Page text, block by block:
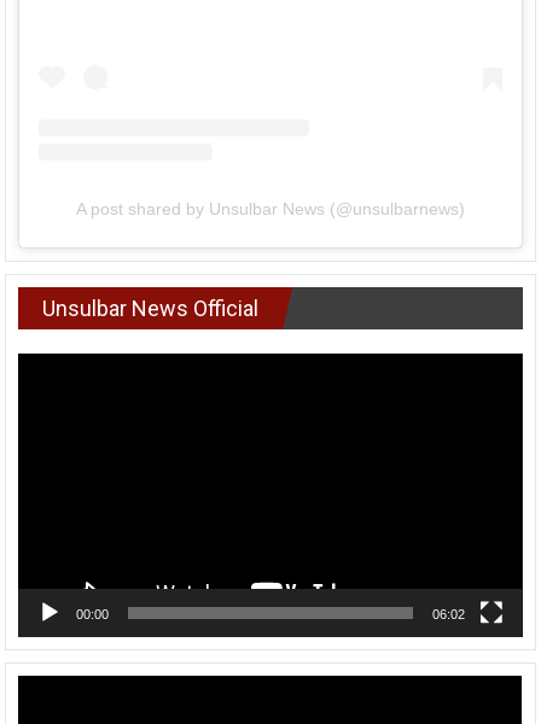
A post shared by Unsulbar News (@unsulbarnews)
Unsulbar News Official
00:00 06:02